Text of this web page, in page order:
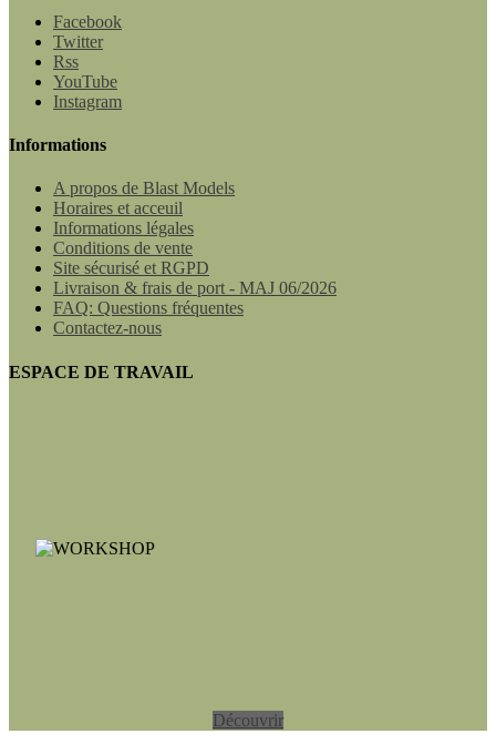
Facebook
Twitter
Rss
YouTube
Instagram
Informations
A propos de Blast Models
Horaires et acceuil
Informations légales
Conditions de vente
Site sécurisé et RGPD
Livraison & frais de port - MAJ 06/2026
FAQ: Questions fréquentes
Contactez-nous
ESPACE DE TRAVAIL
Découvrir